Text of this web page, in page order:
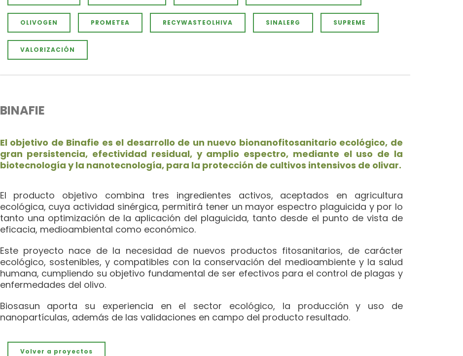
OLIVOGEN PROMETEA RECYWASTEOLHIVA SINALERG SUPREME
VALORIZACIÓN
BINAFIE
El objetivo de Binafie es el desarrollo de un nuevo bionanofitosanitario ecológico, de
gran persistencia, efectividad residual, y amplio espectro, mediante el uso de la
biotecnología y la nanotecnología, para la protección de cultivos intensivos de olivar.
El producto objetivo combina tres ingredientes activos, aceptados en agricultura
ecológica, cuya actividad sinérgica, permitirá tener un mayor espectro plaguicida y por lo
tanto una optimización de la aplicación del plaguicida, tanto desde el punto de vista de
eficacia, medioambiental como económico.
Este proyecto nace de la necesidad de nuevos productos fitosanitarios, de carácter
ecológico, sostenibles, y compatibles con la conservación del medioambiente y la salud
humana, cumpliendo su objetivo fundamental de ser efectivos para el control de plagas y
enfermedades del olivo.
Biosasun aporta su experiencia en el sector ecológico, la producción y uso de
nanopartículas, además de las validaciones en campo del producto resultado.
Volver a proyectos